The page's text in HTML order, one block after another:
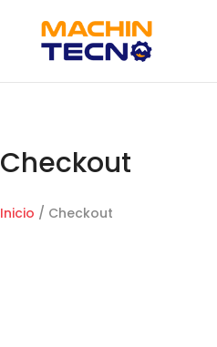
Checkout
Inicio / Checkout